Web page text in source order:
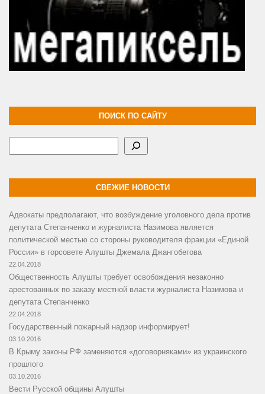
ПОИСК ПО САЙТУ
СВЕЖИЕ НОВОСТИ
Адвокаты предполагают, что возбуждение уголовного дела против
депутата Степанченко и журналиста Назимова является
политической местью со стороны руководителя фракции «Единой
России» в горсовете Алушты Джемала Джангобегова
22.04.2018
Общественность Алушты требует освобождения незаконно
арестованных по заказу местной власти журналиста Назимова и
депутата Степанченко
22.04.2018
Государственный пожарный надзор информирует!
03.10.2016
В Крыму законы РФ заменяются «договорняками» из украинского
прошлого
03.10.2016
Вести Русской общины Алушты